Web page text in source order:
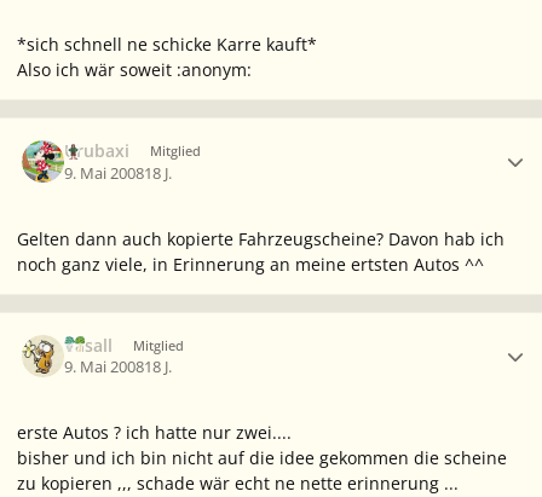
*sich schnell ne schicke Karre kauft*
Also ich wär soweit :anonym:
Urubaxi Mitglied
9. Mai 200818 J.
Gelten dann auch kopierte Fahrzeugscheine? Davon hab ich
noch ganz viele, in Erinnerung an meine ertsten Autos ^^
Vasall Mitglied
9. Mai 200818 J.
erste Autos ? ich hatte nur zwei....
bisher und ich bin nicht auf die idee gekommen die scheine
zu kopieren ,,, schade wär echt ne nette erinnerung ...